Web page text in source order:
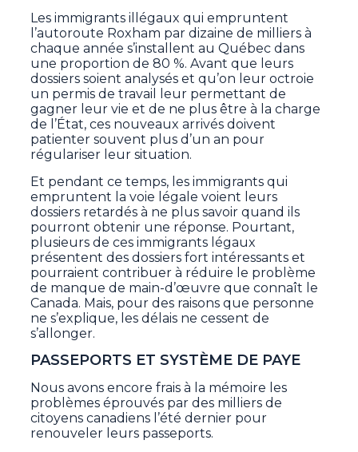
Les immigrants illégaux qui empruntent
l’autoroute Roxham par dizaine de milliers à
chaque année s’installent au Québec dans
une proportion de 80 %. Avant que leurs
dossiers soient analysés et qu’on leur octroie
un permis de travail leur permettant de
gagner leur vie et de ne plus être à la charge
de l’État, ces nouveaux arrivés doivent
patienter souvent plus d’un an pour
régulariser leur situation.
Et pendant ce temps, les immigrants qui
empruntent la voie légale voient leurs
dossiers retardés à ne plus savoir quand ils
pourront obtenir une réponse. Pourtant,
plusieurs de ces immigrants légaux
présentent des dossiers fort intéressants et
pourraient contribuer à réduire le problème
de manque de main-d’œuvre que connaît le
Canada. Mais, pour des raisons que personne
ne s’explique, les délais ne cessent de
s’allonger.
PASSEPORTS ET SYSTÈME DE PAYE
Nous avons encore frais à la mémoire les
problèmes éprouvés par des milliers de
citoyens canadiens l’été dernier pour
renouveler leurs passeports.